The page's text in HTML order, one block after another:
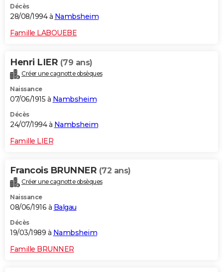
Décès
28/08/1994 à Nambsheim
Famille LABOUEBE
Henri LIER (79 ans)
Créer une cagnotte obsèques
Naissance
07/06/1915 à Nambsheim
Décès
24/07/1994 à Nambsheim
Famille LIER
Francois BRUNNER (72 ans)
Créer une cagnotte obsèques
Naissance
08/06/1916 à Balgau
Décès
19/03/1989 à Nambsheim
Famille BRUNNER